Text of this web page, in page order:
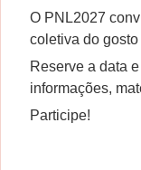
O PNL2027
coletiva do
Reserve a data e
informações,
Participe!